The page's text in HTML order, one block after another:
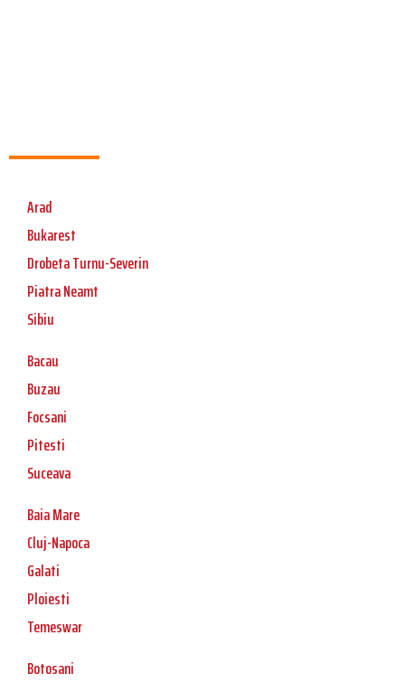
Arad
Bukarest
Drobeta Turnu-Severin
Piatra Neamt
Sibiu
Bacau
Buzau
Focsani
Pitesti
Suceava
Baia Mare
Cluj-Napoca
Galati
Ploiesti
Temeswar
Botosani